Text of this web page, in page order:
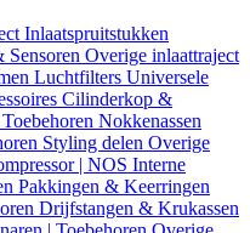
Inlaatspruitstukken
Sensoren Overige inlaattraject
Luchtfilters Universele
Cilinderkop &
Nokkenassen
Styling delen Overige
| NOS Interne
Pakkingen & Keerringen
Drijfstangen & Krukassen